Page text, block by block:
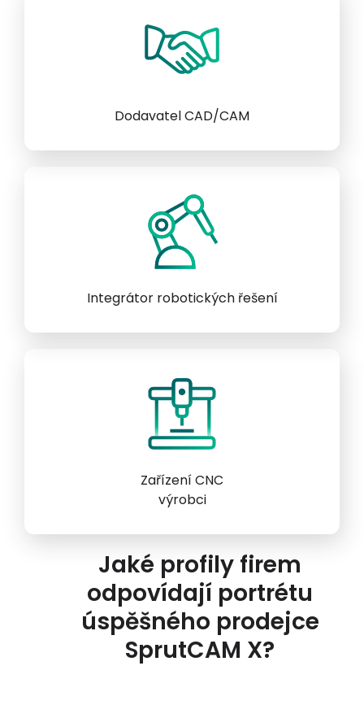
Jaké profily firem
odpovídají portrétu
úspěšného prodejce
SprutCAM X?
Dodavatel CAD/CAM
Integrátor robotických řešení
Zařízení CNC
výrobci